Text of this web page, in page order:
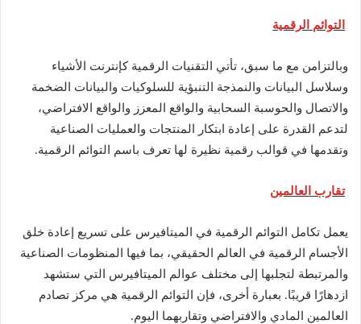
التوائم الرقمية
وبالتزامن مع ما سبق، تأتي التقنيات الرقمية كإنترنت الأشياء
وسلاسل البيانات والنمذجة التنبؤية للسلوكيات والبيانات الضخمة
والاتصال والحوسبة السحابية والواقع المعزز والواقع الافتراضي،
لتدعم القدرة على إعادة ابتكار المنتجات والعمليات الصناعية
وتقدمها في قوالب رقمية نظيرة لها تعرف باسم التوائم الرقمية.
تقارب العالمين
يعمل تكامل التوائم الرقمية في الميتافيرس على تسريع إعادة خلق
الأجسام الرقمية في العالم الحقيقي، بما فيها المنظومات الصناعية
والمرتبطة لتجلبها إلى مختلف عوالم الميتافيرس التي ستشهد
ازدهارًا قريبًا. بعبارة أخرى، فإن التوائم الرقمية هي مركز تصادم
العالمين المادي والافتراضي وتقاربهما اليوم.